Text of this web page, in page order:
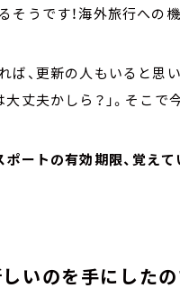
そうです！海外旅行への
ば、更新の人もいると思
大丈夫かしら？」。そこで
ポートの有効期限、覚えて
いのを手にしたの